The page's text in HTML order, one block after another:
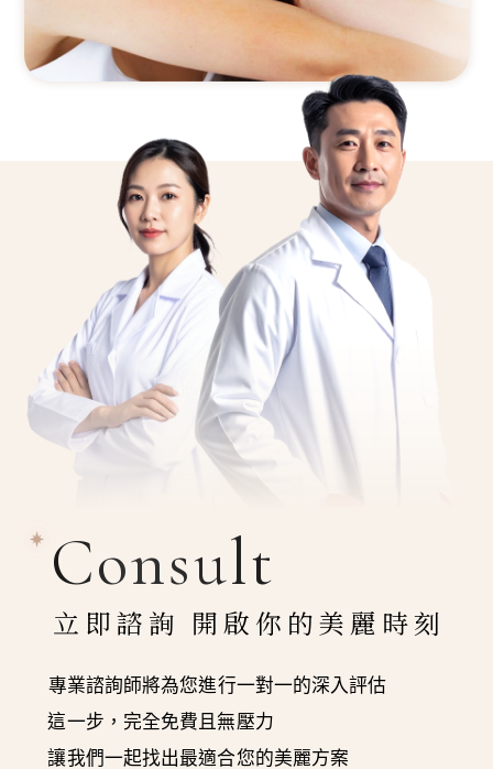
Consult
立即諮詢 開啟你的美麗時刻
專業諮詢師將為您進行一對一的深入評估
這一步，完全免費且無壓力
讓我們一起找出最適合您的美麗方案